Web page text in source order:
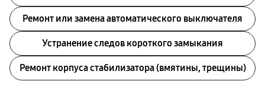
Ремонт или замена автоматического выключателя
Устранение следов короткого замыкания
Ремонт корпуса стабилизатора (вмятины, трещины)